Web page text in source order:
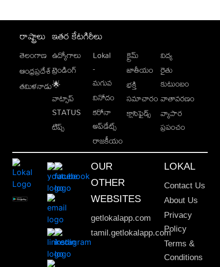
రాష్ట్రాలు
తెలంగాణ
ఆంధ్రప్రదేశ్
తమిళనాడు
ఇతర కేటగిరీలు
ఉద్యోగాలు
ట్రెండింగ్
🌟
వాట్సాప్
STATUS
టిప్స్
Lokal
-
మగువ
వినోదం
కరోనా
అప్‌డేట్స్
రాజకీయం
క్రైమ్
జాతీయం
భక్తి
సమాచారం
క్లాసిఫైడ్స్
విద్య
రైతు
కుటుంబం
వాతావరణం
వ్యాపార
ప్రపంచం
OUR
OTHER
WEBSITES
getlokalapp.com
tamil.getlokalapp.com
LOKAL
Contact Us
About Us
Privacy
Policy
Terms &
Conditions